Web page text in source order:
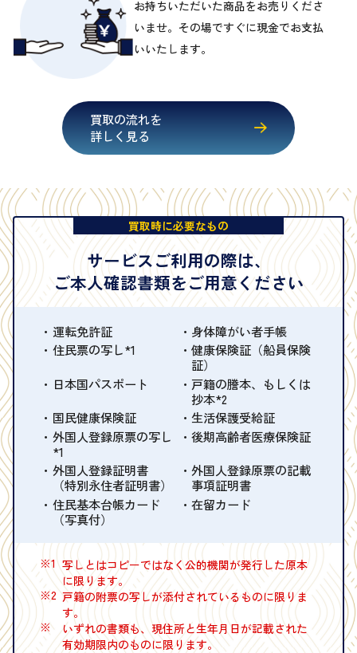
お持ちいただいた商品をお売りくださ
いませ。その場ですぐに現金でお支払
いいたします。
買取の流れを
詳しく見る
買取時に必要なもの
サービスご利用の際は、
ご本人確認書類をご用意ください
運転免許証
身体障がい者手帳
住民票の写し*1
健康保険証（船員保険
証）
日本国パスポート
戸籍の謄本、もしくは
抄本*2
国民健康保険証
生活保護受給証
外国人登録原票の写し
*1
後期高齢者医療保険証
外国人登録証明書
（特別永住者証明書）
外国人登録原票の記載
事項証明書
住民基本台帳カード
（写真付）
在留カード
※1 写しとはコピーではなく公的機関が発行した原本
に限ります。
※2 戸籍の附票の写しが添付されているものに限りま
す。
※
いずれの書類も、現住所と生年月日が記載された
有効期限内のものに限ります。